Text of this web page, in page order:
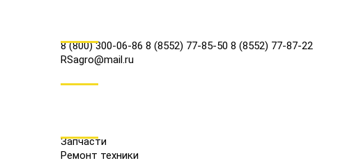
8 (800) 300-06-86 8 (8552) 77-85-50 8 (8552) 77-87-22
RSagro@mail.ru
Запчасти
Ремонт техники